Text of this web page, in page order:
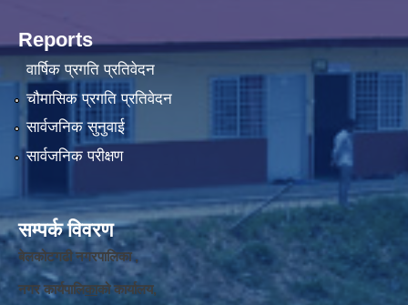
Reports
वार्षिक प्रगति प्रतिवेदन
चौमासिक प्रगति प्रतिवेदन
सार्वजनिक सुनुवाई
सार्वजनिक परीक्षण
सम्पर्क विवरण
बेलकोटगढी नगरपालिका ,
नगर कार्यपालिकाको कार्यालय,